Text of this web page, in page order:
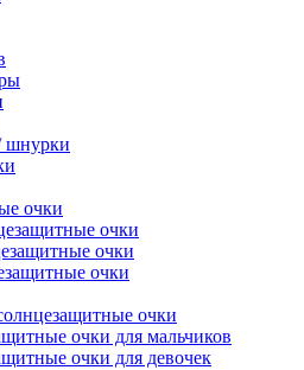
шнурки
очки
очки
очки
очки
очки
очки для мальчиков
очки для девочек